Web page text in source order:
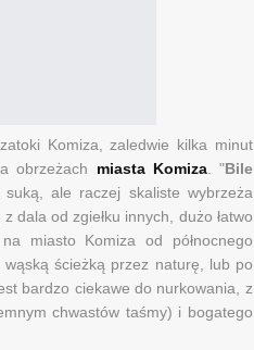
Komiza, zaledwie kilka minut
obrzeżach miasta Komiza. "Bile
ale raczej skaliste wybrzeża
dala od zgiełku innych, dużo łatwo
miasto Komiza od północnego
ścieżką przez naturę, lub po
bardzo ciekawe do nurkowania, z
chwastów taśmy) i bogatego